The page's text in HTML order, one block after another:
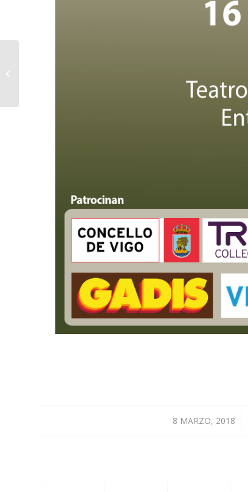
8 MARZO, 2018
/